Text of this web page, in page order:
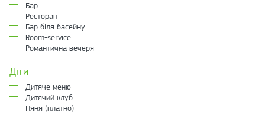
Бар
Ресторан
Бар біля басейну
Room-service
Романтична вечеря
Діти
Дитяче меню
Дитячий клуб
Няня (платно)